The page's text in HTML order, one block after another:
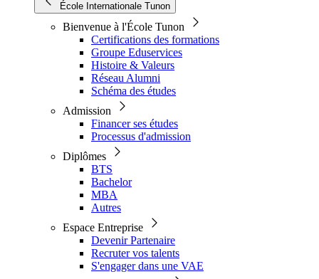
École Internationale Tunon
Bienvenue à l'École Tunon
Certifications des formations
Groupe Eduservices
Histoire & Valeurs
Réseau Alumni
Schéma des études
Admission
Financer ses études
Processus d'admission
Diplômes
BTS
Bachelor
MBA
Autres
Espace Entreprise
Devenir Partenaire
Recruter vos talents
S'engager dans une VAE